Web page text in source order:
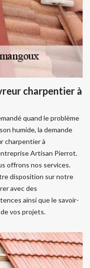
charpentier à
quand le problème
humide, la demande
charpentier à
Artisan Pierrot.
offrons nos services.
disposition sur notre
avec des
ainsi que le savoir-
vos projets.